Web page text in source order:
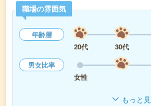
職場の雰囲気
年齢層
20代
30代
男女比率
女性
もっと